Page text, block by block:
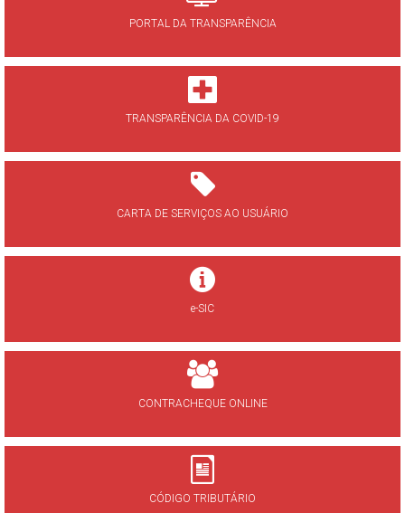
PORTAL DA TRANSPARÊNCIA
TRANSPARÊNCIA DA COVID-19
CARTA DE SERVIÇOS AO USUÁRIO
e-SIC
CONTRACHEQUE ONLINE
CÓDIGO TRIBUTÁRIO